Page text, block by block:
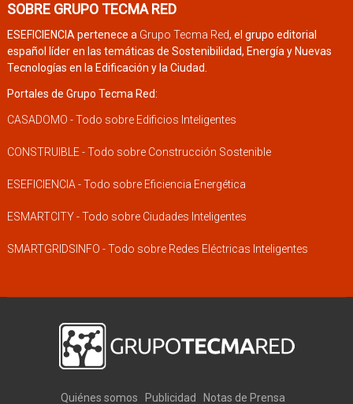
SOBRE GRUPO TECMA RED
ESEFICIENCIA pertenece a Grupo Tecma Red, el grupo editorial
español líder en las temáticas de Sostenibilidad, Energía y Nuevas
Tecnologías en la Edificación y la Ciudad.
Portales de Grupo Tecma Red:
CASADOMO - Todo sobre Edificios Inteligentes
CONSTRUIBLE - Todo sobre Construcción Sostenible
ESEFICIENCIA - Todo sobre Eficiencia Energética
ESMARTCITY - Todo sobre Ciudades Inteligentes
SMARTGRIDSINFO - Todo sobre Redes Eléctricas Inteligentes
Quiénes somos Publicidad Notas de Prensa